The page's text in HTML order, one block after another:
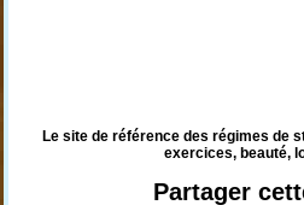
Le site de référence des régimes de
exercices, beauté,
Partager